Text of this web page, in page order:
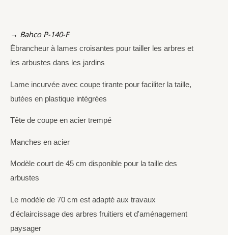
→ Bahco P-140-F
Ébrancheur à lames croisantes pour tailler les arbres et
les arbustes dans les jardins
Lame incurvée avec coupe tirante pour faciliter la taille,
butées en plastique intégrées
Tête de coupe en acier trempé
Manches en acier
Modèle court de 45 cm disponible pour la taille des
arbustes
Le modèle de 70 cm est adapté aux travaux
d'éclaircissage des arbres fruitiers et d'aménagement
paysager